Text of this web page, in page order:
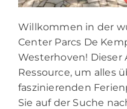
Willkommen in der
Center Parcs De
Westerhoven!
Ressource, um alles
faszinierenden
Sie auf der Suche